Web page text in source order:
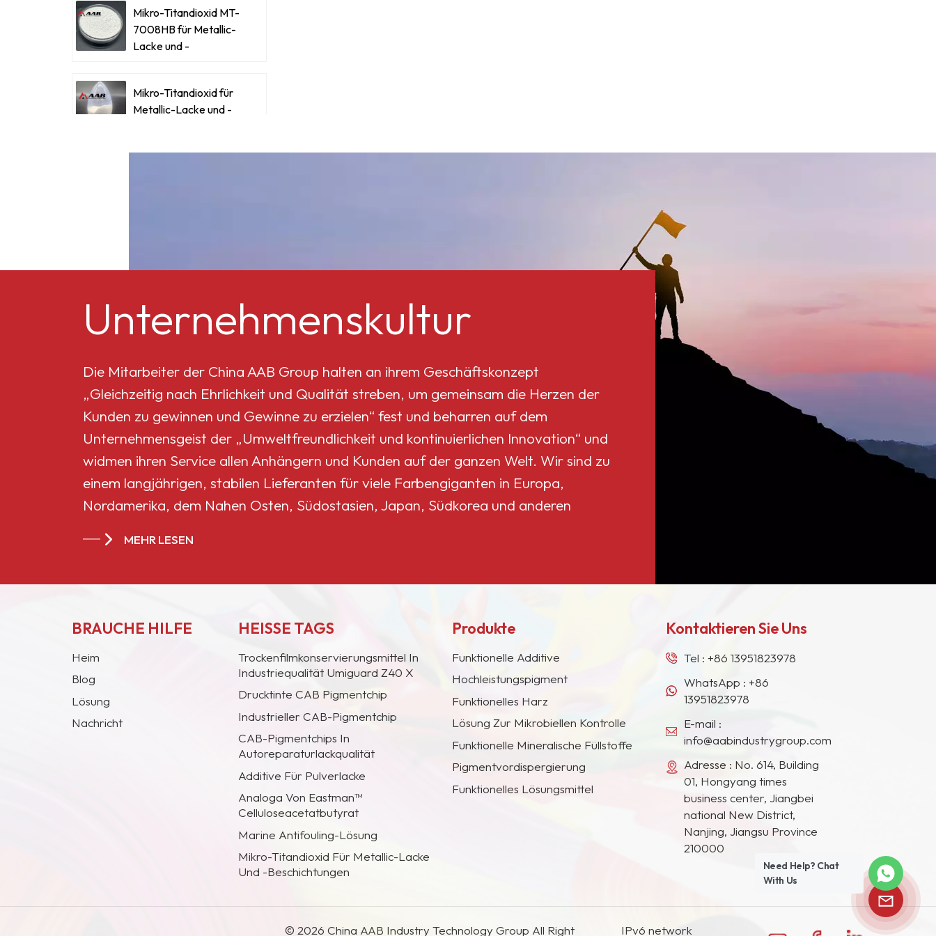
lösungsmittelbasierten Tinten,
Zähigkeit, Feststoffgehalt und
Produkten zu verbessern.
Mikro-Titandioxid MT-
7008HB für Metallic-
Lacke und -
Mikro-Titandioxid für
Metallic-Lacke und -
Mikro-Titandioxid MT-
Celluloseacetatbutyrat
551-0,01
China
Celluloseacetatbutyrat
CAB-381-20
Unternehmenskultur
Die Mitarbeiter der China AAB Group halten an ihrem Geschäftskonzept
„Gleichzeitig nach Ehrlichkeit und Qualität streben, um gemeinsam die Herzen der
Kunden zu gewinnen und Gewinne zu erzielen“ fest und beharren auf dem
Unternehmensgeist der „Umweltfreundlichkeit und kontinuierlichen Innovation“ und
widmen ihren Service allen Anhängern und Kunden auf der ganzen Welt. Wir sind zu
einem langjährigen, stabilen Lieferanten für viele Farbengiganten in Europa,
Nordamerika, dem Nahen Osten, Südostasien, Japan, Südkorea und anderen
MEHR LESEN
BRAUCHE HILFE
Heim
Blog
Lösung
Nachricht
HEISSE TAGS
Trockenfilmkonservierungsmittel In
Industriequalität Umiguard Z40 X
Drucktinte CAB Pigmentchip
Industrieller CAB-Pigmentchip
CAB-Pigmentchips In
Autoreparaturlackqualität
Additive Für Pulverlacke
Analoga Von Eastman™
Celluloseacetatbutyrat
Marine Antifouling-Lösung
Mikro-Titandioxid Für Metallic-Lacke
Und -Beschichtungen
Produkte
Funktionelle Additive
Hochleistungspigment
Funktionelles Harz
Lösung Zur Mikrobiellen Kontrolle
Funktionelle Mineralische Füllstoffe
Pigmentvordispergierung
Funktionelles Lösungsmittel
Kontaktieren Sie Uns
Tel :+86 13951823978
WhatsApp :+86
13951823978
E-mail :
info@aabindustrygroup.com
Adresse : No. 614, Building
01, Hongyang times
business center, Jiangbei
national New District,
Nanjing, Jiangsu Province
210000
© 2026 China AAB Industry Technology Group All Right IPv6 network
Need Help? Chat
With Us